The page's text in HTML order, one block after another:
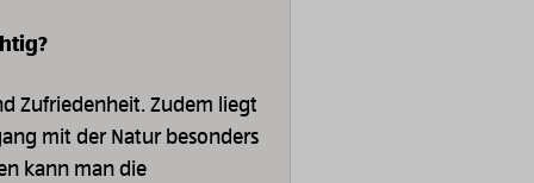
Zufriedenheit. Zudem liegt
mit der Natur besonders
kann man die